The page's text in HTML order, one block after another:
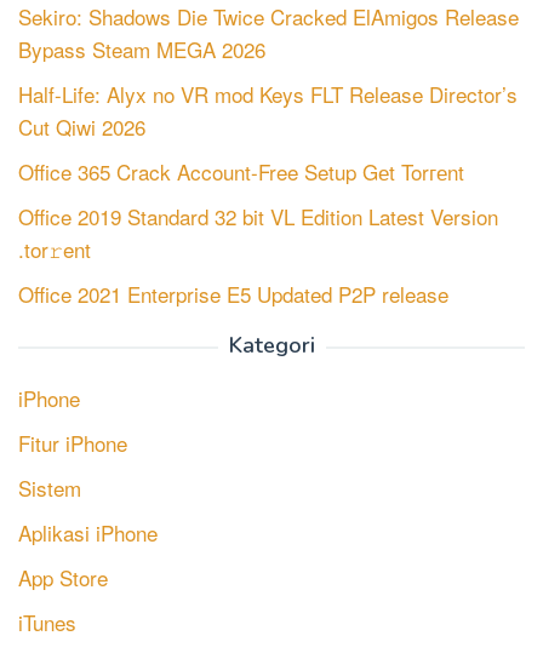
Sekiro: Shadows Die Twice Cracked ElAmigos Release
Bypass Steam MEGA 2026
Half-Life: Alyx no VR mod Keys FLT Release Director’s
Cut Qiwi 2026
Office 365 Crack Account-Free Setup Gеt Torгеnt
Office 2019 Standard 32 bit VL Edition Latest Version
.tor𝚛ent
Office 2021 Enterprise E5 Updated P2P release
Kategori
iPhone
Fitur iPhone
Sistem
Aplikasi iPhone
App Store
iTunes